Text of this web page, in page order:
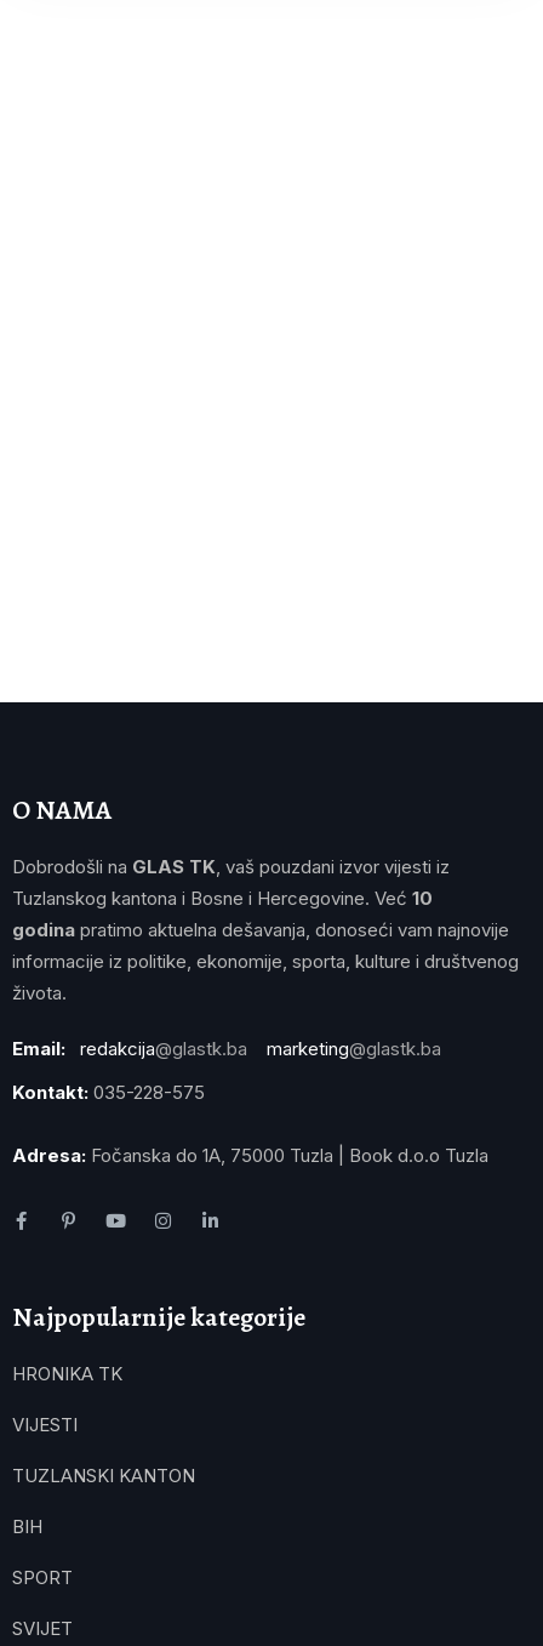
O NAMA
Dobrodošli na GLAS TK , vaš pouzdani izvor vijesti iz
Tuzlanskog kantona i Bosne i Hercegovine. Već 10
godina pratimo aktuelna dešavanja, donoseći vam najnovije
informacije iz politike, ekonomije, sporta, kulture i društvenog
života.
Email: redakcija@glastk.ba marketing@glastk.ba
Kontakt: 035-228-575
Adresa: Fočanska do 1A, 75000 Tuzla | Book d.o.o Tuzla
Najpopularnije kategorije
HRONIKA TK
VIJESTI
TUZLANSKI KANTON
BIH
SPORT
SVIJET